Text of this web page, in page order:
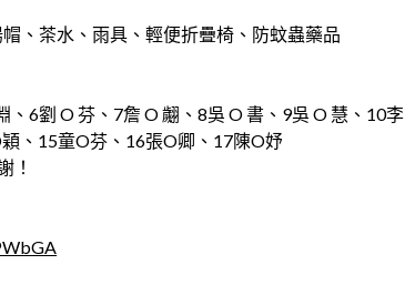
、茶水、雨具、輕便折疊椅、防蚊蟲藥品
6劉 O 芬、7詹 O 翽、8吳 O 書、9吳 O 慧、10李
、15童O芬、16張O卿、17陳O妤
！